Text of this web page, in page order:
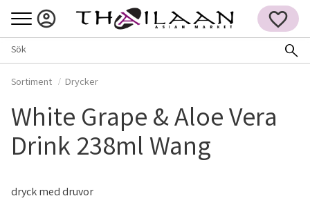
FAVORITER
Sortiment Drycker
White Grape & Aloe Vera
Drink 238ml Wang
dryck med druvor